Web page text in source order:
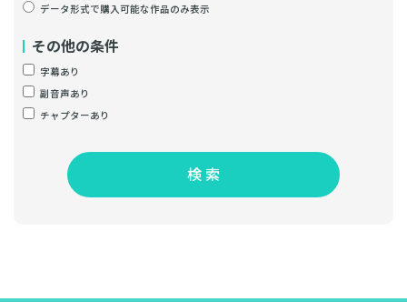
データ形式で購入可能な作品のみ表示
その他の条件
字幕あり
副音声あり
チャプターあり
検 索